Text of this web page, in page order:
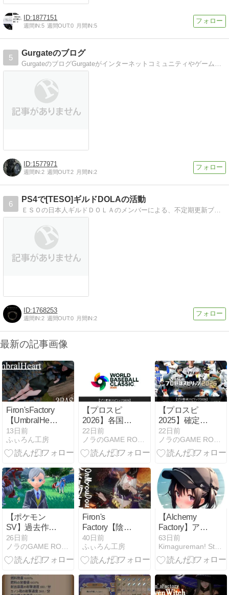
1877151
週間IN:5 週間OUT:0 月間IN:5
5
Gurgateのブログ
GurgateのブログGurgateがインターネットコミュニティやゲームについて語る
1577971
週間IN:2 週間OUT:2 月間IN:2
6
PS4で[TESO]ギルドDOLAの活動
ＥＳＯの日本人ギルドＤＯＬＡのメンバーによる、不定期更新ブログです。
1768253
週間IN:2 週間OUT:0 月間IN:2
最新の記事画像
Firon'sFactory
【UmbralHeart】
3BASMP
13日前
ふぃろん工房
【プロスピ
2026】各国代
表の固有フォ
ーム一覧
22日前
ノラのGAME ROOM
【プロスピ
2025】確定
HR時の固有フ
ォロースルー
有りのフォー
22日前
ノラのGAME ROOM
【ポケモン
SV】過去作か
らポケモンを
連れてくる方
法【全世代】
26日前
ノラのGAME ROOM
Firon's
Factory【陰陽
道】3BA SMP
40日前
ふぃろん工房
【Alchemy
Factory】アッ
プデートのレ
シピ変更でほ
ぼ全作り直
【steam】
63日前
Kimagureman! Studio